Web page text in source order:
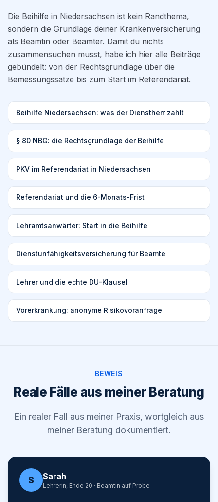
Die Beihilfe in Niedersachsen ist kein Randthema,
sondern die Grundlage deiner Krankenversicherung
als Beamtin oder Beamter. Damit du nichts
zusammensuchen musst, habe ich hier alle Beiträge
gebündelt: von der Rechtsgrundlage über die
Bemessungssätze bis zum Start im Referendariat.
Beihilfe Niedersachsen: was der Dienstherr zahlt
§ 80 NBG: die Rechtsgrundlage der Beihilfe
PKV im Referendariat in Niedersachsen
Referendariat und die 6-Monats-Frist
Lehramtsanwärter: Start in die Beihilfe
Dienstunfähigkeitsversicherung für Beamte
Lehrer und die echte DU-Klausel
Vorerkrankung: anonyme Risikovoranfrage
BEWEIS
Reale Fälle aus meiner Beratung
Ein realer Fall aus meiner Praxis, wortgleich aus
meiner Beratung dokumentiert.
S Sarah
Lehrerin, Ende 20 · Beamtin auf Probe